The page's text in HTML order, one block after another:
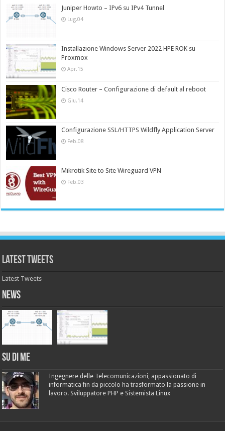
Juniper Howto – IPv6 su IPv4 Tunnel
Lug.04
Installazione Windows Server 2022 HPE ROK su
Proxmox
Apr.15
Cisco Router – Configurazione di default al reboot
Giu.14
Configurazione SSL/HTTPS Wildfly Application Server
Feb.08
Mikrotik Site to Site Wireguard VPN
Feb.03
Latest Tweets
Latest Tweets
News
Su di me
Ingegnere delle Telecomunicazioni, appassionato di
informatica fin da piccolo ha trasformato la passione in
lavoro. Sviluppatore PHP e Sistemista Linux